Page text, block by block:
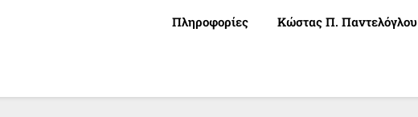
Πληροφορίες Κώστας Π. Παντελόγλου